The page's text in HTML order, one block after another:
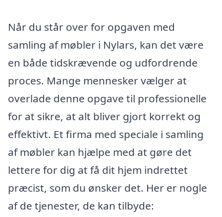
Når du står over for opgaven med
samling af møbler i Nylars, kan det være
en både tidskrævende og udfordrende
proces. Mange mennesker vælger at
overlade denne opgave til professionelle
for at sikre, at alt bliver gjort korrekt og
effektivt. Et firma med speciale i samling
af møbler kan hjælpe med at gøre det
lettere for dig at få dit hjem indrettet
præcist, som du ønsker det. Her er nogle
af de tjenester, de kan tilbyde: